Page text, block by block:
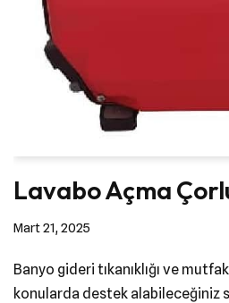
Lavabo Açma
Mart 21, 2025
Banyo gideri tıkanıklığı ve
konularda destek alabileceğiniz